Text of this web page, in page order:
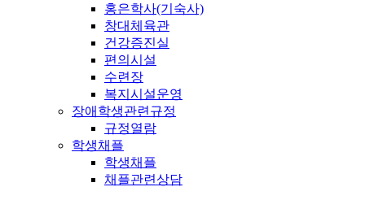
홍은학사(기숙사)
창대체육관
건강증진실
편의시설
수련장
복지시설운영
장애학생관련규정
규정열람
학생채플
학생채플
채플관련상담